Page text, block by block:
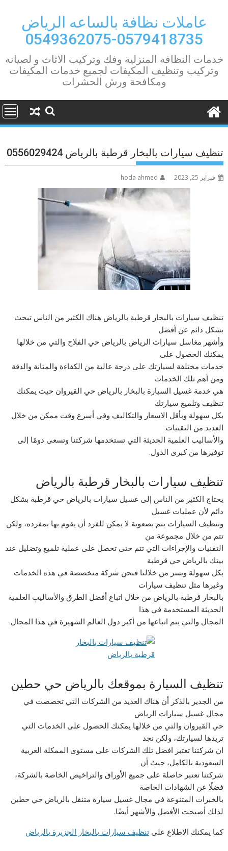
contentعاملات نظافة بالساعه الرياض
0579418735-0549362075
خدمات النظافه المنزلية وفك وتركيب الاثاث و لصيانه
وتركيب وتنظيف المكيفات لجميع خدمات المكيفات
ومكافحة ورش الحشرات
تنظيف سيارات بالبخار قرطبة بالرياض 0556029424
فبراير 25, 2023 hoda ahmed
تنظيف سيارات بالبخار قرطبة بالرياض هناك الكثير من الناس تبحث
بشكل دائم عن أفضل
وأشهر مغاسل سيارات الرياض بالرياض حي الفلاح والتي من خلالها
يمكنك الحصول على
خدمات مختلفة لسيارتك على درجة عالية من الكفاءة والمتانة والدقة
ومن أهم تلك الخدمات
هي خدمة غسيل السيارة بالبخار بالرياض حي القيروان حيث يمكنك
تنظيف وتلميع سيارتك
بكل سهولة وبأقل الاسعار والتكاليف وفي أسرع وقت ممكن من خلال
العديد من التقنيات
والأساليب العلمية الحديثة التي تستخدمها شركتنا وتسعى دومًا إلى
توفيرها من كبرى الدول.
تنظيف سيارات بالبخار قرطبة بالرياض
يحتاج الكثير من الناس إلى غسيل سيارات بالرياض حي قرطبة بشكل
دائم لأن عمليات غسيل
وتنظيف السيارات يتم بصعوبة لا يمكن للفرد أن يقوم بها بمفرده، ولكن
تتم من خلال مجموعة من
التقنيات والإجراءات التي تتم حتى تحصل على عملية تلميع وتضليل عند
بيتك بالرياض حي قرطبة
بكل سهولة ويسر من خلالنا فنحن شركة متخصصة في هذه الخدمات
وغيرها مثل تنظيف سيارات
بالبخار قرطبة بالرياض من خلال اتباع أفضل الطرق والأساليب العلمية
الحديثة المستخدمة في هذا
المجال والتي يتم اتباعها من أكبر دول العالم الشهيرة في هذا المجال.
تنظيف السيارة بموقعك بالرياض حي حطين
من الجدير بالذكر أن هناك العديد من الشركات التي تخصصت في
مجال غسيل سيارات الرياض
حي القيروان والتي من خلالها يمكنك الحصول على الخدمات التي
تريدها لسيارتك، ولكن نجد
ان شركتنا تعتبر افضل تلك الشركات على مستوى الممكلة العربية
السعودية بالكامل، حيث أن
شركتنا تعتبر حاصلة على جميع الأوراق والتراخيص الخاصة بالشركة،
فضلًا عن الشهادات الخاصة
بالخبرات المتنوعة في مجال غسيل سيارة متنقل بالرياض حي حطين
لذلك أصبحت الأفضل والأشهر أيضًا.
كما يمكنك الاطلاع علىتنظيف سيارات بالبخار الجزيرة بالرياض